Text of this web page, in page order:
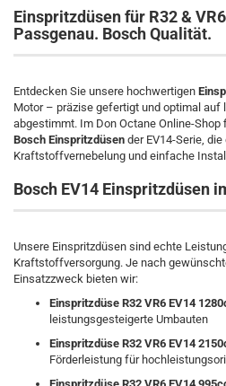
Einspritzdüsen für R32 &
Passgenau. Bosch Qualität.
Entdecken Sie unsere hochwertigen
Motor – präzise gefertigt und optimal
abgestimmt. Im Don Octane Online-
Bosch Einspritzdüsen der EV14-Serie,
Kraftstoffvernebelung und einfache
Bosch EV14 Einspritzdüsen
Unsere Einspritzdüsen sind echte
Kraftstoffversorgung. Je nach
Einsatzzweck bieten wir:
Einspritzdüse R32 VR6 EV14
leistungsgesteigerte Umbauten
Einspritzdüse R32 VR6 EV14
Förderleistung für